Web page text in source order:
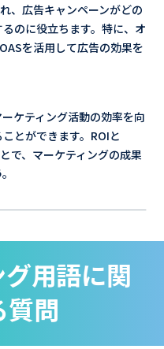
、広告キャンペーンがどの
のに役立ちます。特に、オ
を活用して広告の効果を
ケティング活動の効率を向
とができます。ROIと
で、マーケティングの成果
用語に関
質問